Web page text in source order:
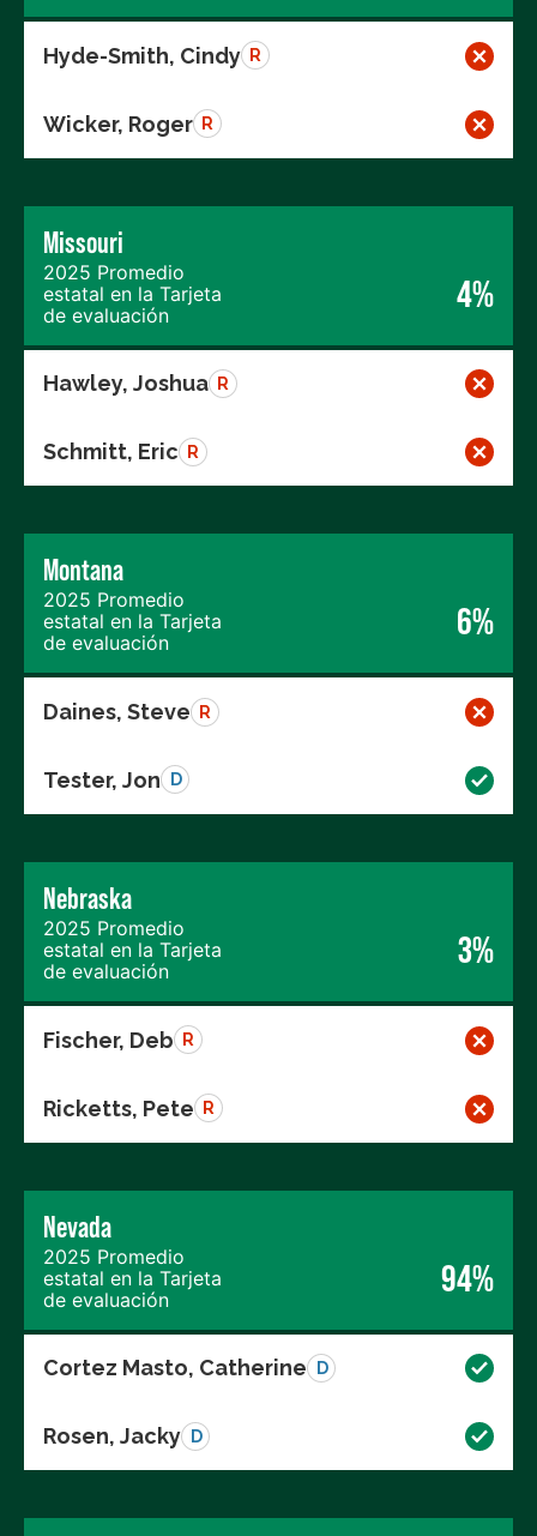
Hyde-Smith, Cindy R
Wicker, Roger R
Missouri
2025 Promedio
estatal en la Tarjeta
de evaluación
4%
Hawley, Joshua R
Schmitt, Eric R
Montana
2025 Promedio
estatal en la Tarjeta
de evaluación
6%
Daines, Steve R
Tester, Jon D
Nebraska
2025 Promedio
estatal en la Tarjeta
de evaluación
3%
Fischer, Deb R
Ricketts, Pete R
Nevada
2025 Promedio
estatal en la Tarjeta
de evaluación
94%
Cortez Masto, Catherine D
Rosen, Jacky D